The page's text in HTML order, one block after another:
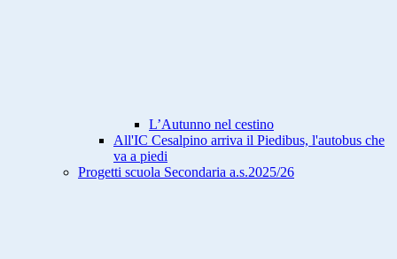
L’Autunno nel cestino
All'IC Cesalpino arriva il Piedibus, l'autobus che
va a piedi
Progetti scuola Secondaria a.s.2025/26